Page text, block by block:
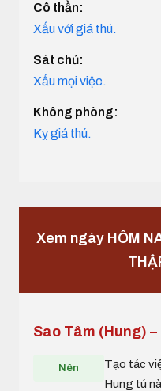
Cô thần:
Xấu với giá thú.
Sát chủ:
Xấu mọi việc.
Không phòng:
Kỵ giá thú.
Xem ngày HÔM
Sao Tâm (Hung)
Nên
Tạo tác
Hung tú